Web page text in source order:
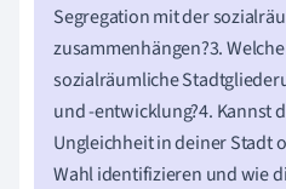
Segregation mit der
zusammenhängen?3.
sozialräumliche
und -entwicklung?4. Kannst
Ungleichheit in deiner Stadt
Wahl identifizieren und wie